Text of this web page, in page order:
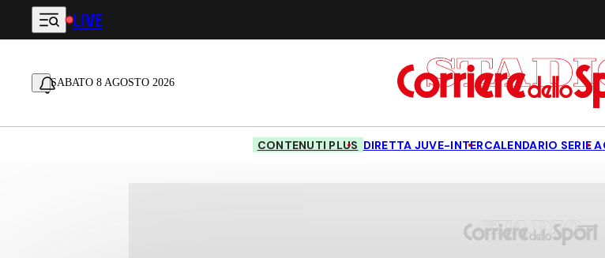
Vai al contenuto principale
LIVE
SABATO 8 AGOSTO 2026
CONTENUTI PLUS DIRETTA JUVE-INTERCALENDARIO SERIE A